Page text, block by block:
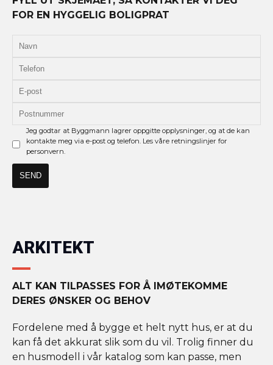
FOR EN HYGGELIG BOLIGPRAT
Jeg godtar at Byggmann lagrer oppgitte opplysninger, og at de kan
kontakte meg via e-post og telefon. Les våre retningslinjer for
personvern.
ARKITEKT
ALT KAN TILPASSES FOR Å IMØTEKOMME
DERES ØNSKER OG BEHOV
Fordelene med å bygge et helt nytt hus, er at du
kan få det akkurat slik som du vil. Trolig finner du
en husmodell i vår katalog som kan passe, men